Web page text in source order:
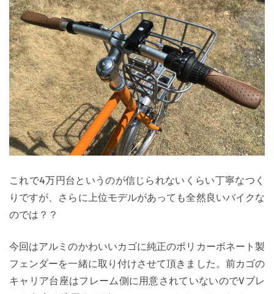
これで4万円台というのが信じられないくらい丁寧なつく
りですが、さらに上位モデルがあっても全然良いバイクな
のでは？？
今回はアルミのかわいいカゴに純正のポリカーボネート製
フェンダーを一緒に取り付けさせて頂きました。前カゴの
キャリア台座はフレーム側に用意されていないのでVブレ